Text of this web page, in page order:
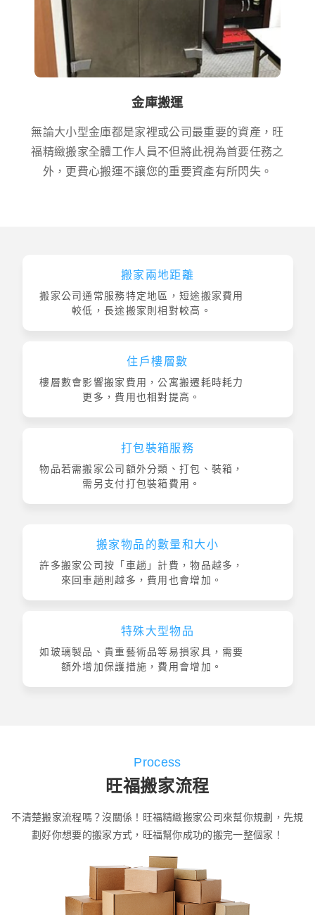
金庫搬運
無論大小型金庫都是家裡或公司最重要的資產，旺
福精緻搬家全體工作人員不但將此視為首要任務之
外，更費心搬運不讓您的重要資產有所閃失。
搬家兩地距離
搬家公司通常服務特定地區，短途搬家費用
較低，長途搬家則相對較高。
住戶樓層數
樓層數會影響搬家費用，公寓搬遷耗時耗力
更多，費用也相對提高。
打包裝箱服務
物品若需搬家公司額外分類、打包、裝箱，
需另支付打包裝箱費用。
搬家物品的數量和大小
許多搬家公司按「車趟」計費，物品越多，
來回車趟則越多，費用也會增加。
特殊大型物品
如玻璃製品、貴重藝術品等易損家具，需要
額外增加保護措施，費用會增加。
Process
旺福搬家流程
不清楚搬家流程嗎？沒關係！旺福精緻搬家公司來幫你規劃，先規
劃好你想要的搬家方式，旺福幫你成功的搬完一整個家！